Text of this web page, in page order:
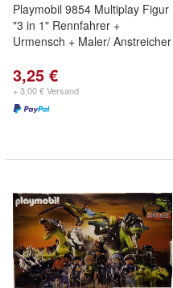
Playmobil 9854 Multiplay Figur
"3 in 1" Rennfahrer +
Urmensch + Maler/ Anstreicher
3,25 €
+ 3,00 € Versand